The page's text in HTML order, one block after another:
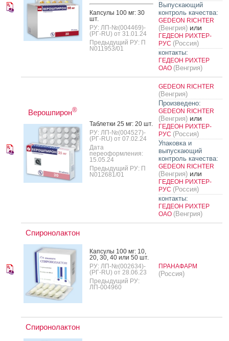
Кап­су­лы 100 мг: 30
шт.
РУ: ЛП-№(004469)-
(РГ-RU) от 31.01.24
Предыдущий РУ: П
N011953/01
Выпускающий
контроль качества:
GEDEON RICHTER
(Венгрия) или
ГЕДЕОН РИХТЕР-
РУС (Россия)
контакты:
ГЕДЕОН РИХТЕР
ОАО (Венгрия)
Верошпирон®
Таб­летки 25 мг: 20 шт.
РУ: ЛП-№(004527)-
(РГ-RU) от 07.02.24
Дата
переоформления:
15.05.24
Предыдущий РУ: П
N012681/01
GEDEON RICHTER
(Венгрия)
Произведено:
GEDEON RICHTER
(Венгрия) или
ГЕДЕОН РИХТЕР-
РУС (Россия)
Упаковка и
выпускающий
контроль качества:
GEDEON RICHTER
(Венгрия) или
ГЕДЕОН РИХТЕР-
РУС (Россия)
контакты:
ГЕДЕОН РИХТЕР
ОАО (Венгрия)
Спиронолактон
Кап­су­лы 100 мг: 10,
20, 30, 40 или 50 шт.
РУ: ЛП-№(002634)-
(РГ-RU) от 28.06.23
Предыдущий РУ:
ЛП-004960
ПРАНАФАРМ
(Россия)
Спиронолактон